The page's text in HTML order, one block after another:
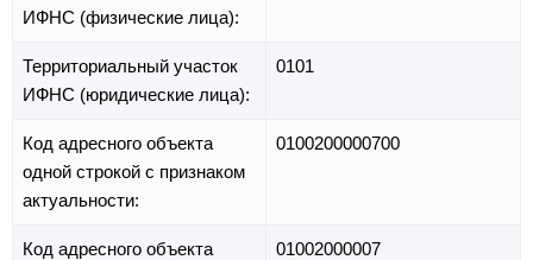
ИФНС (физические лица):
Территориальный участок
ИФНС (юридические лица):
0101
Код адресного объекта
одной строкой с признаком
актуальности:
0100200000700
Код адресного объекта
01002000007